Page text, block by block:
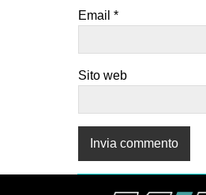
Email *
Sito web